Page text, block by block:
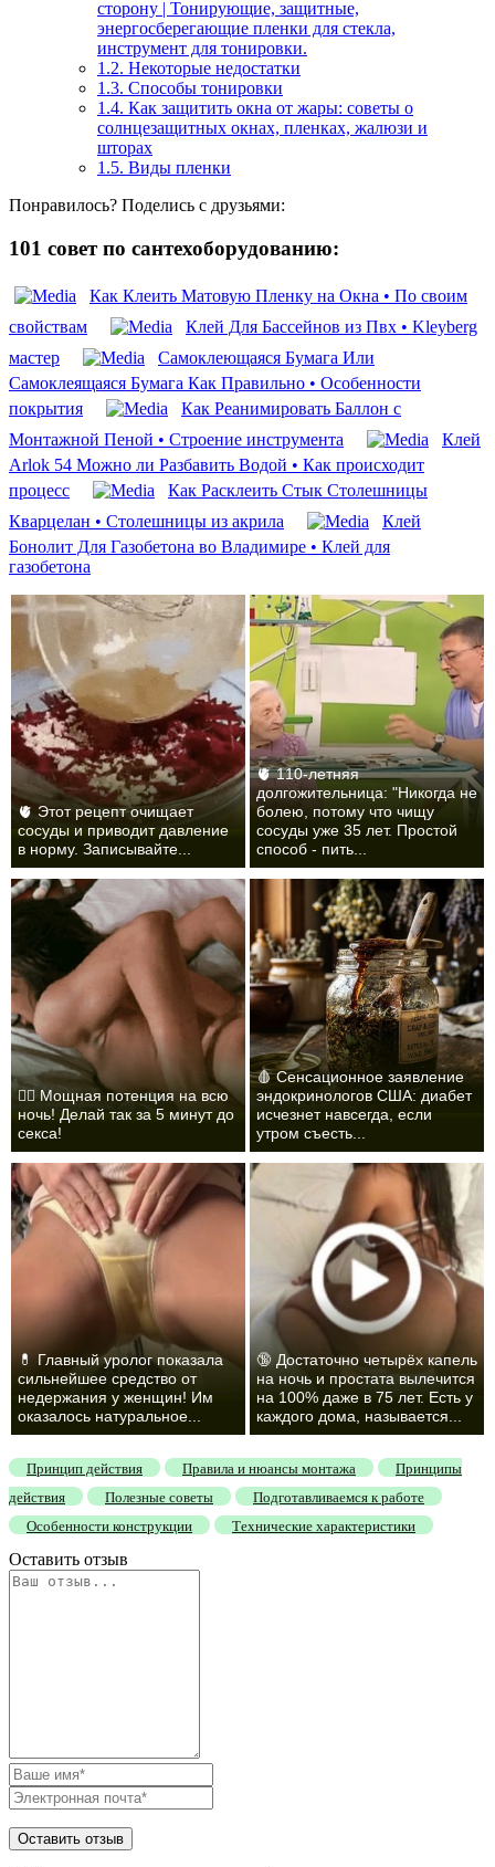
сторону | Тонирующие, защитные,
энергосберегающие пленки для стекла,
инструмент для тонировки.
1.2. Некоторые недостатки
1.3. Способы тонировки
1.4. Как защитить окна от жары: советы о
солнцезащитных окнах, пленках, жалюзи и
шторах
1.5. Виды пленки
Понравилось? Поделись с друзьями:
101 совет по сантехоборудованию:
Как Клеить Матовую Пленку на Окна • По своим
свойствам
Клей Для Бассейнов из Пвх • Kleyberg
мастер
Самоклеющаяся Бумага Или
Самоклеящаяся Бумага Как Правильно • Особенности
покрытия
Как Реанимировать Баллон с
Монтажной Пеной • Строение инструмента
Клей
Arlok 54 Можно ли Разбавить Водой • Как происходит
процесс
Как Расклеить Стык Столешницы
Кварцелан • Столешницы из акрила
Клей
Бонолит Для Газобетона во Владимире • Клей для
газобетона
🫀 Этот рецепт очищает
сосуды и приводит давление
в норму. Записывайте...
🫀 110-летняя
долгожительница: "Никогда не
болею, потому что чищу
сосуды уже 35 лет. Простой
способ - пить...
❤️‍🔥 Мощная потенция на всю
ночь! Делай так за 5 минут до
секса!
🩸 Сенсационное заявление
эндокринологов США: диабет
исчезнет навсегда, если
утром съесть...
💊 Главный уролог показала
сильнейшее средство от
недержания у женщин! Им
оказалось натуральное...
🔞 Достаточно четырёх капель
на ночь и простата вылечится
на 100% даже в 75 лет. Есть у
каждого дома, называется...
Принцип действия Правила и нюансы монтажа
Принципы
действия
Полезные советы
Подготавливаемся к работе
Особенности конструкции
Технические характеристики
Оставить отзыв